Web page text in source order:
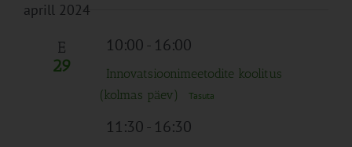
kuupäev.
aprill 2024
E
29
10:00- 16:00
Innovatsioonimeetodite koolitus
(kolmas päev)
Tasuta
11:30- 16:30